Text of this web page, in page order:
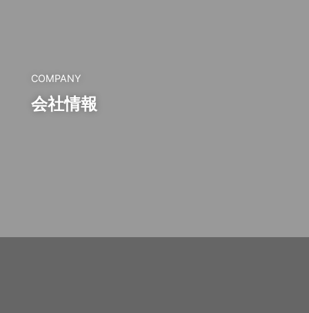
COMPANY
会社情報